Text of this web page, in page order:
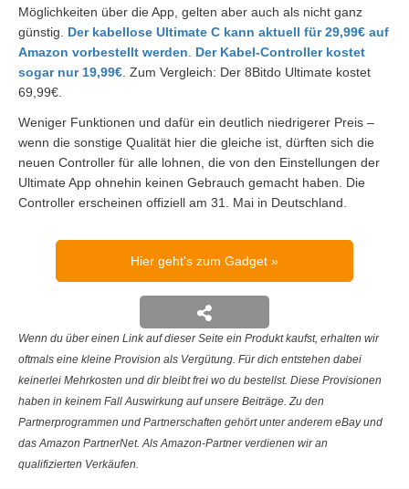
Möglichkeiten über die App, gelten aber auch als nicht ganz
günstig. Der kabellose Ultimate C kann aktuell für 29,99€ auf
Amazon vorbestellt werden. Der Kabel-Controller kostet
sogar nur 19,99€. Zum Vergleich: Der 8Bitdo Ultimate kostet
69,99€.
Weniger Funktionen und dafür ein deutlich niedrigerer Preis –
wenn die sonstige Qualität hier die gleiche ist, dürften sich die
neuen Controller für alle lohnen, die von den Einstellungen der
Ultimate App ohnehin keinen Gebrauch gemacht haben. Die
Controller erscheinen offiziell am 31. Mai in Deutschland.
Hier geht's zum Gadget
Wenn du über einen Link auf dieser Seite ein Produkt kaufst, erhalten wir
oftmals eine kleine Provision als Vergütung. Für dich entstehen dabei
keinerlei Mehrkosten und dir bleibt frei wo du bestellst. Diese Provisionen
haben in keinem Fall Auswirkung auf unsere Beiträge. Zu den
Partnerprogrammen und Partnerschaften gehört unter anderem eBay und
das Amazon PartnerNet. Als Amazon-Partner verdienen wir an
qualifizierten Verkäufen.